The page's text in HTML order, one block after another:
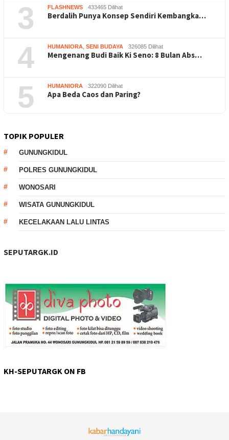
3 FLASHNEWS 433465 Dilihat
Berdalih Punya Konsep Sendiri Kembangka…
4 HUMANIORA SENI BUDAYA 326085 Dilihat
Mengenang Budi Baik Ki Seno: 8 Bulan Abs…
5 HUMANIORA 322090 Dilihat
Apa Beda Caos dan Paring?
TOPIK POPULER
GUNUNGKIDUL
POLRES GUNUNGKIDUL
WONOSARI
WISATA GUNUNGKIDUL
KECELAKAAN LALU LINTAS
SEPUTARGK.ID
KH-SEPUTARGK ON FB